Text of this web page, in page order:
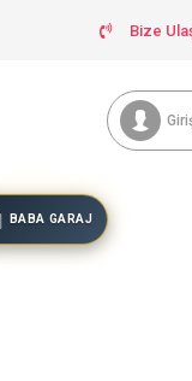
Bize
BABA GARAJ